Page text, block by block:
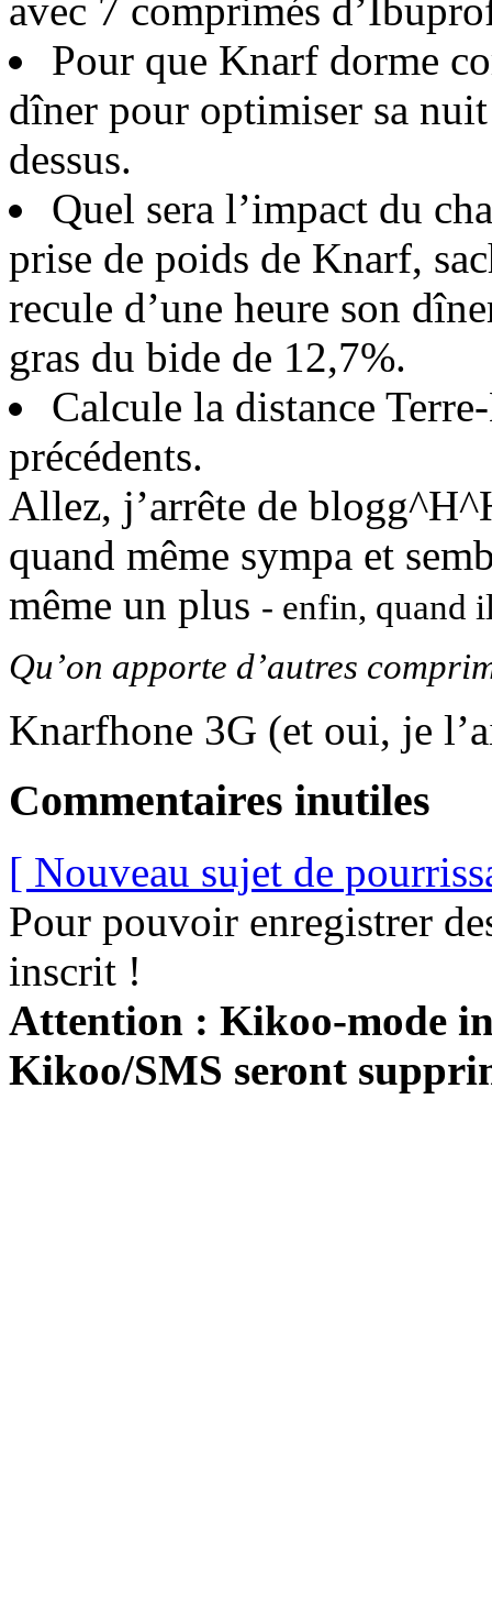
avec 7 comprimés
Pour que Knarf dorme
dîner pour optimiser sa
dessus.
Quel sera l’impact du
prise de poids de Knarf,
recule d’une heure son
gras du bide de 12,7%.
Calcule la distance
précédents.
Allez, j’arrête de
quand même sympa et
même un plus - enfin, quand
Qu’on apporte d’autres
Knarfhone 3G (et oui, je
Commentaires inutiles
[ Nouveau sujet de
Pour pouvoir enregistrer
inscrit !
Attention : Kikoo-mode
Kikoo/SMS seront